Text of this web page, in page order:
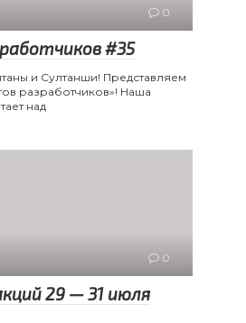
0
#35
и Султанши! Представляем
разработчиков»! Наша
над
0
29 — 31 июля